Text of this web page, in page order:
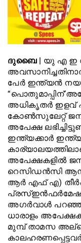
ദുബൈ | യു എ ഇ
പേർ ഇന്ത്യൻ
അധികൃതർ ഇളവ്
കോൺസുലേറ്റ്
അപേക്ഷ
ഇന്ത്യക്കാർ
അപേക്ഷകളിൽ
റെസിഡൻസി
ആർ എഫ് എ)
അഗർവാൾ
ധാരാളം
മുമ്പ് താമസ